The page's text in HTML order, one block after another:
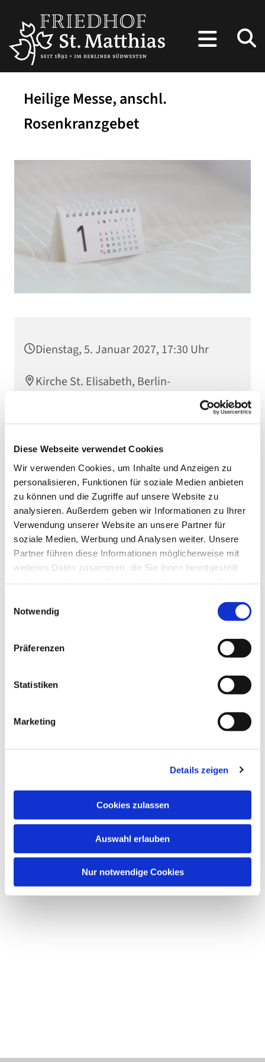
Diese Webseite verwendet Cookies
Wir verwenden Cookies, um Inhalte und Anzeigen zu
personalisieren, Funktionen für soziale Medien anbieten
zu können und die Zugriffe auf unsere Website zu
analysieren. Außerdem geben wir Informationen zu Ihrer
Verwendung unserer Website an unsere Partner für
soziale Medien, Werbung und Analysen weiter. Unsere
Partner führen diese Informationen möglicherweise mit
weiteren Daten zusammen, die Sie ihnen bereitgestellt
Notwendig
Präferenzen
Statistiken
Marketing
Details zeigen
Cookies zulassen
Auswahl erlauben
Nur notwendige Cookies
Heilige Messe, anschl.
Rosenkranzgebet
Dienstag, 5. Januar 2027, 17:30 Uhr
Kirche St. Elisabeth, Berlin-
Schöneberg, Kolonnenstraße 38, 10829